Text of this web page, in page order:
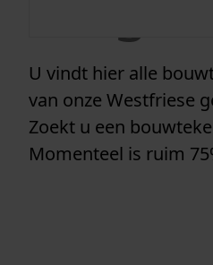
U vindt hier alle
van onze Westfriese
Zoekt u een
Momenteel is ruim